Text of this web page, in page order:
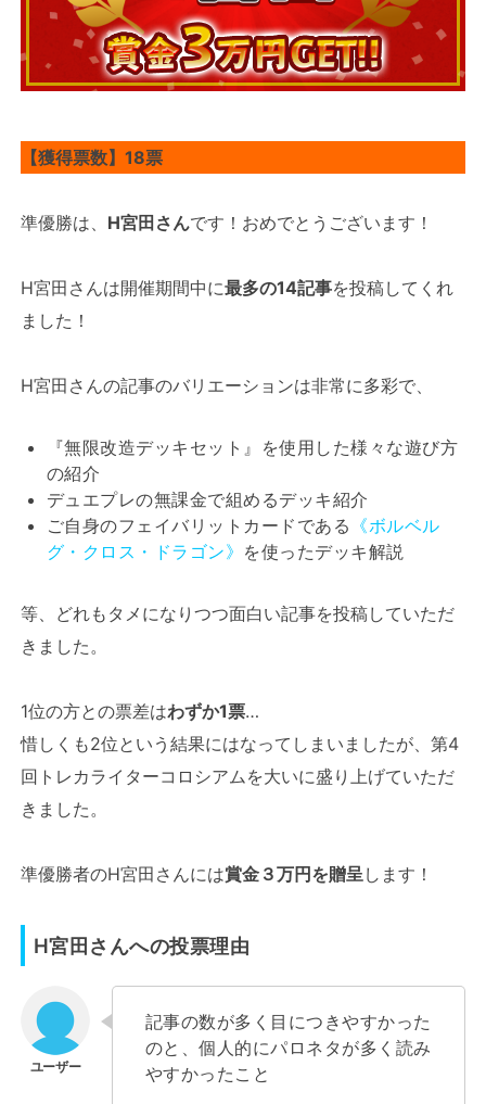
【獲得票数】18票
準優勝は、 H宮田さんです！おめでとうございます！
H宮田さんは開催期間中に最多の14記事を投稿してくれ
ました！
H宮田さんの記事のバリエーションは非常に多彩で、
『無限改造デッキセット』を使用した様々な遊び方
の紹介
デュエプレの無課金で組めるデッキ紹介
ご自身のフェイバリットカードである 《ボルベル
グ・クロス・ドラゴン》 を使ったデッキ解説
等、どれもタメになりつつ面白い記事を投稿していただ
きました。
1位の方との票差はわずか1票…
惜しくも2位という結果にはなってしまいましたが、第4
回トレカライターコロシアムを大いに盛り上げていただ
きました。
準優勝者のH宮田さんには賞金３万円を贈呈 します！
H宮田さんへの投票理由
記事の数が多く目につきやすかった
のと、個人的にパロネタが多く読み
やすかったこと